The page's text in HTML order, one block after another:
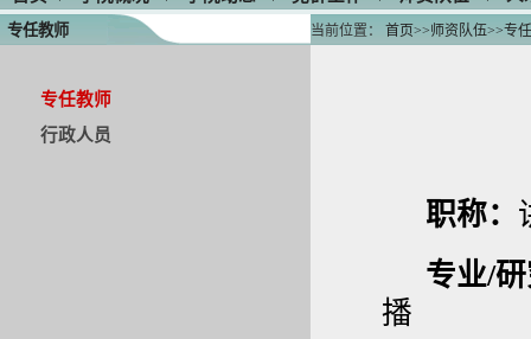
专任教师 当前位置： 首页>>师资队伍>>专
专任教师
行政人员
职称：
专业/
播